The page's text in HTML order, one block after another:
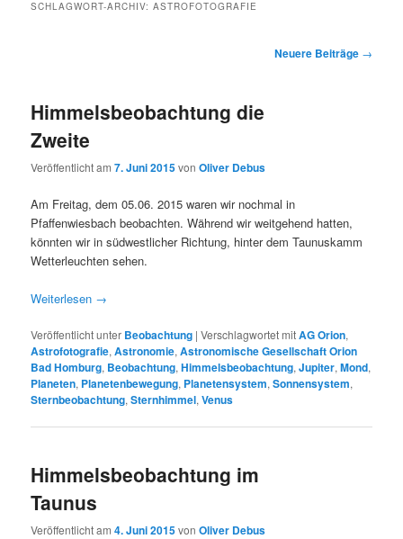
SCHLAGWORT-ARCHIV:ASTROFOTOGRAFIE
Neuere Beiträge →
Himmelsbeobachtung die
Zweite
Veröffentlicht am7. Juni 2015vonOliver Debus
Am Freitag, dem 05.06. 2015 waren wir nochmal in
Pfaffenwiesbach beobachten. Während wir weitgehend hatten,
könnten wir in südwestlicher Richtung, hinter dem Taunuskamm
Wetterleuchten sehen.
Weiterlesen →
Veröffentlicht unter Beobachtung |Verschlagwortet mitAG Orion,
Astrofotografie,Astronomie,Astronomische Gesellschaft Orion
Bad Homburg, Beobachtung,Himmelsbeobachtung,Jupiter,Mond,
Planeten, Planetenbewegung, Planetensystem,Sonnensystem,
Sternbeobachtung,Sternhimmel,Venus
Himmelsbeobachtung im
Taunus
Veröffentlicht am4. Juni 2015vonOliver Debus